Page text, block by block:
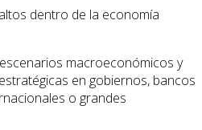
dentro de la economía
macroeconómicos y
en gobiernos, bancos
o grandes